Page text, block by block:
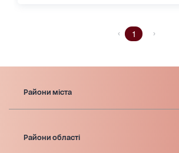
1
Райони міста
Райони області